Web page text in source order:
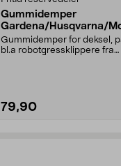
Gummidemper
Gardena/Husqvarna/
ch/Flymo
Gummidemper for deksel,
bl.a robotgressklippere fra
79,90